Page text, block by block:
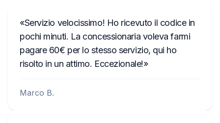
Servizio velocissimo! Ho ricevuto il codice in
pochi minuti. La concessionaria voleva farmi
pagare 60€ per lo stesso servizio, qui ho
risolto in un attimo. Eccezionale!
Marco B.